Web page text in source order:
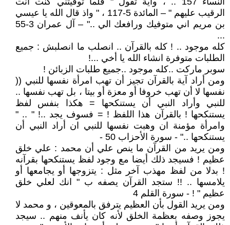
الرقيب عليهم " – المائدة 5-117 ، " واذ قال الله يا عيسي
بن مريم اني متوفيك ورافعك الي .." – آل عمران 3-55
...
كله موجود .. ! كله بالقرآن .. انصلب ما انصلبش : جميع
الطلبات متوفرة انشاء الله يا أخي ...!
سوبر ماركت ..كله موجود ..جميع طلبات الزبائن !
ومن أراد آية بالقرآن تجيز أن تهب امرأة نفسها للنبي ((
نفسها لا أن تهب خروفا أو معزة أو بيتا ، بل تهب نفسها ..
للنبي وأراد النبي أن يستنكحها = هكذا بنفس لفظ
يستنكحها ! بالقرآن هذا اللفظ ! = فسوف يجد ..! " .. "
وامرأة مؤمنة ان وهبت نفسها للنبي ان أراد النبي أن
يستنكحها .." - سورة الأحزاب 50 -
ومن يريد من القرآن ما ينص علي أن محمد : علي خلق
عظيم ! فسيجد ذلك أيضا مع وجود لفظ يستنكحها بقرآنه
! بدلا من لفظ مهذب آخر مثل : يتزوجها أو يجامعها أو
يلامسها .. !! ستجد القرآن يصفه ب " انك لعلي خلق
عظيم " ! - سورة القلم 4
ومن يريد القول بأن العظيم يترفق بالمعوقين ، و محمد لا
يجوز وصفه بعظمة الخلق لأنه كان يأنف منهم .. سيجد